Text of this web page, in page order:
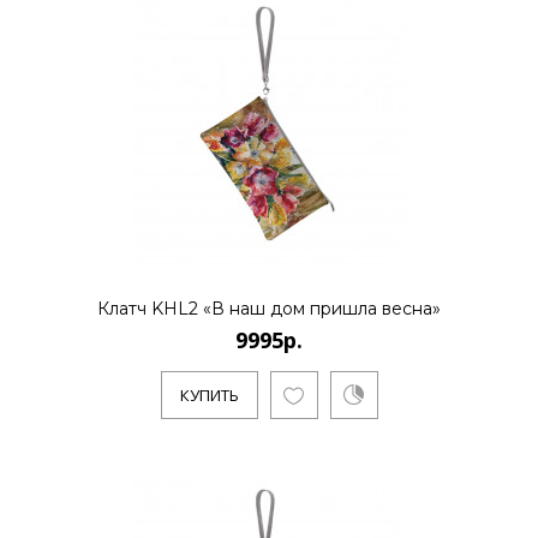
9995р.
Evgeniya Naumova - молодой российский
бренд дизайна тканей и аксессуаров.
Основноенаправление - созд..
КУПИТЬ
Evgeniya Naumova - молодой российский
Клатч KHL2 «В наш дом пришла весна»
9995р.
КУПИТЬ